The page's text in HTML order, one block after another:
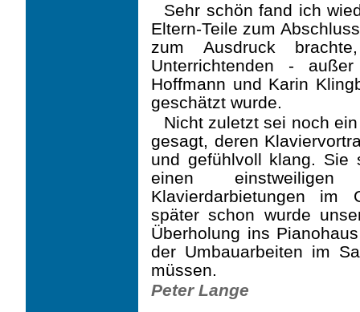
Sehr schön fand ich
Eltern-Teile zum
zum Ausdruck
Unterrichtenden -
Hoffmann und Karin
geschätzt wurde.
Nicht zuletzt sei noch
gesagt, deren
und gefühlvoll klang. Sie
einen
Klavierdarbietungen im
später schon wurde
Überholung ins
der Umbauarbeiten im
müssen.
Peter Lange